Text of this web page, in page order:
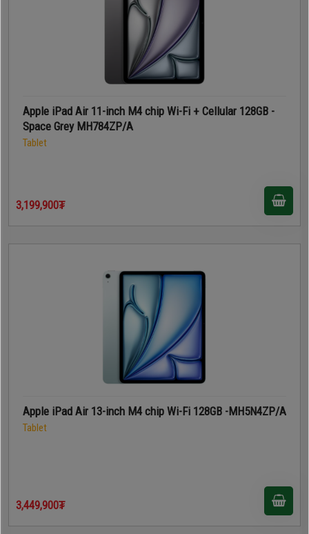
Apple iPad Air 11-inch M4 chip Wi-Fi + Cellular 128GB -
Space Grey MH784ZP/A
Tablet
3,199,900₮
Apple iPad Air 13-inch M4 chip Wi-Fi 128GB -MH5N4ZP/A
Tablet
3,449,900₮